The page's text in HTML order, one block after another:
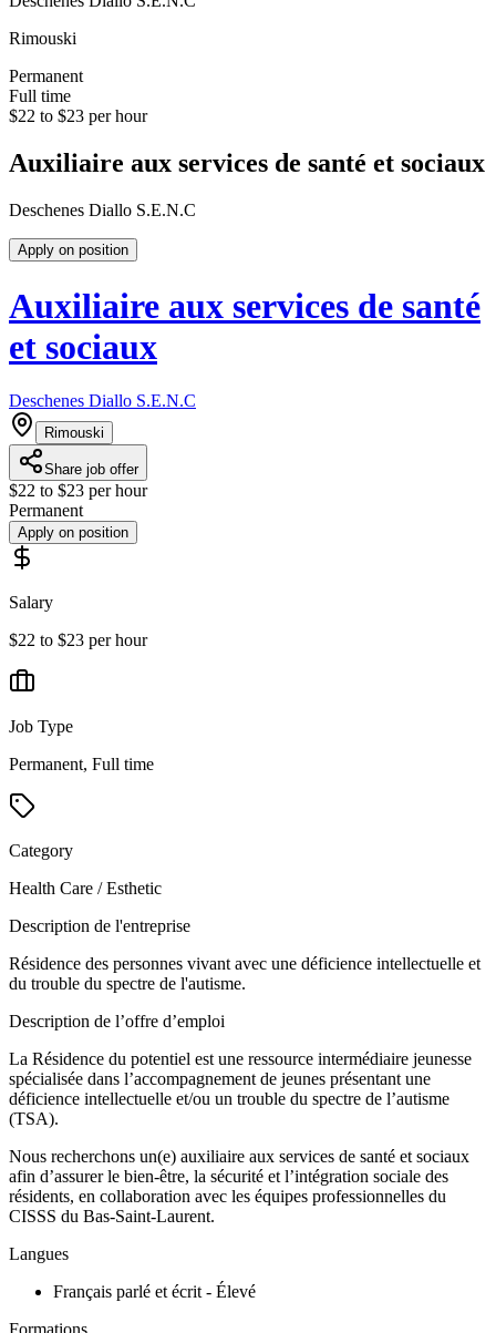
Rimouski
Permanent
Full time
$22 to $23 per hour
Auxiliaire aux services de santé et sociaux
Deschenes Diallo S.E.N.C
Apply on position
Auxiliaire aux services de santé
et sociaux
Deschenes Diallo S.E.N.C
Rimouski
Share job offer
$22 to $23 per hour
Permanent
Apply on position
Salary
$22 to $23 per hour
Job Type
Permanent, Full time
Category
Health Care / Esthetic
Description de l'entreprise
Résidence des personnes vivant avec une déficience intellectuelle et
du trouble du spectre de l'autisme.
Description de l’offre d’emploi
La Résidence du potentiel est une ressource intermédiaire jeunesse
spécialisée dans l’accompagnement de jeunes présentant une
déficience intellectuelle et/ou un trouble du spectre de l’autisme
(TSA).
Nous recherchons un(e) auxiliaire aux services de santé et sociaux
afin d’assurer le bien-être, la sécurité et l’intégration sociale des
résidents, en collaboration avec les équipes professionnelles du
CISSS du Bas-Saint-Laurent.
Langues
Français parlé et écrit - Élevé
Formations